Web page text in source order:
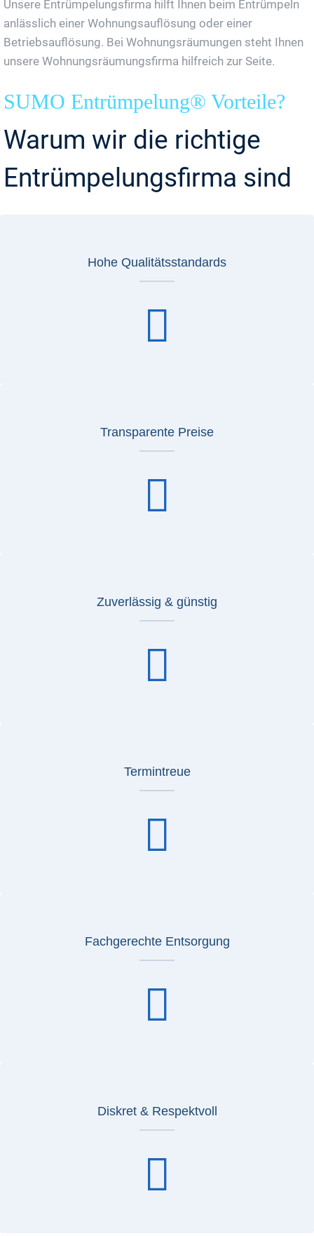
Unsere Entrümpelungsfirma hilft Ihnen beim Entrümpeln
anlässlich einer Wohnungsauflösung oder einer
Betriebsauflösung. Bei Wohnungsräumungen steht Ihnen
unsere Wohnungsräumungsfirma hilfreich zur Seite.
SUMO Entrümpelung® Vorteile?
Warum wir die richtige
Entrümpelungsfirma sind
Hohe Qualitätsstandards
Transparente Preise
Zuverlässig & günstig
Termintreue
Fachgerechte Entsorgung
Diskret & Respektvoll